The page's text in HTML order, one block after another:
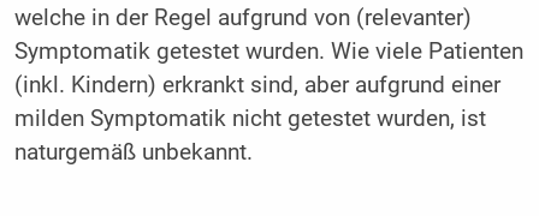
welche in der Regel aufgrund von (relevanter)
Symptomatik getestet wurden. Wie viele Patienten
(inkl. Kindern) erkrankt sind, aber aufgrund einer
milden Symptomatik nicht getestet wurden, ist
naturgemäß unbekannt.